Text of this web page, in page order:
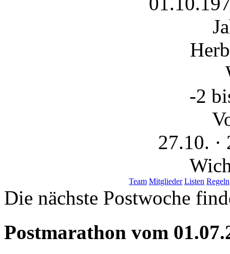
-2
27.10. ·
Team Mitglieder Listen Regeln
Die nächste Postwoche
Postmarathon vom